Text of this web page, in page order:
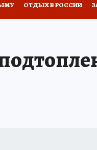
ОТДЫХ В РОССИИ